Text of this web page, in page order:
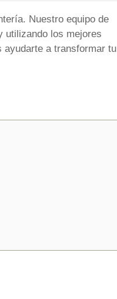
Nuestro equipo de
utilizando los mejores
ayudarte a transformar tu